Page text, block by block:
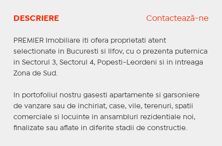
DESCRIERE Contactează-ne
PREMIER Imobiliare iti ofera proprietati atent
selectionate in Bucuresti si Ilfov, cu o prezenta puternica
in Sectorul 3, Sectorul 4, Popesti-Leordeni si in intreaga
Zona de Sud.
In portofoliul nostru gasesti apartamente si garsoniere
de vanzare sau de inchiriat, case, vile, terenuri, spatii
comerciale si locuinte in ansambluri rezidentiale noi,
finalizate sau aflate in diferite stadii de constructie.